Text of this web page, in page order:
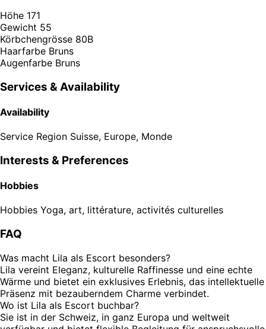
Höhe 171
Gewicht 55
Körbchengrösse 80B
Haarfarbe Bruns
Augenfarbe Bruns
Services & Availability
Availability
Service Region Suisse, Europe, Monde
Interests & Preferences
Hobbies
Hobbies Yoga, art, littérature, activités culturelles
FAQ
Was macht Lila als Escort besonders?
Lila vereint Eleganz, kulturelle Raffinesse und eine echte
Wärme und bietet ein exklusives Erlebnis, das intellektuelle
Präsenz mit bezauberndem Charme verbindet.
Wo ist Lila als Escort buchbar?
Sie ist in der Schweiz, in ganz Europa und weltweit